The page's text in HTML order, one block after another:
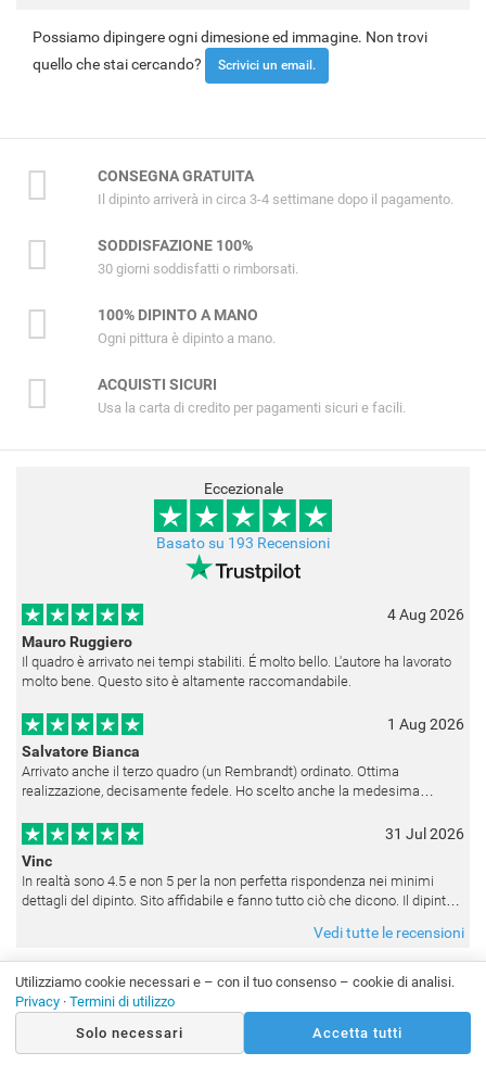
Possiamo dipingere ogni dimesione ed immagine. Non trovi
quello che stai cercando?
Scrivici un email.
CONSEGNA GRATUITA
Il dipinto arriverà in circa 3-4 settimane dopo il pagamento.
SODDISFAZIONE 100%
30 giorni soddisfatti o rimborsati.
100% DIPINTO A MANO
Ogni pittura è dipinto a mano.
ACQUISTI SICURI
Usa la carta di credito per pagamenti sicuri e facili.
Eccezionale
Basato su 193 Recensioni
4 Aug 2026
Mauro Ruggiero
Il quadro è arrivato nei tempi stabiliti. É molto bello. L'autore ha lavorato
molto bene. Questo sito è altamente raccomandabile.
1 Aug 2026
Salvatore Bianca
Arrivato anche il terzo quadro (un Rembrandt) ordinato. Ottima
realizzazione, decisamente fedele. Ho scelto anche la medesima
appesi
31 Jul 2026
Vinc
In realtà sono 4.5 e non 5 per la non perfetta rispondenza nei minimi
dettagli del dipinto. Sito affidabile e fanno tutto ciò che dicono. Il dipinto,
Vedi tutte le recensioni
SERVIZIO CLIENTI IL MIO ACCOUNT
Utilizziamo cookie necessari e – con il tuo consenso – cookie di analisi.
Privacy · Termini di utilizzo
Solo necessari
Accetta tutti